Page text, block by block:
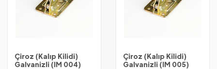
Çiroz (Kalıp Kilidi)
Galvanizli (IM 004)
Çiroz (Kalıp Kilidi)
Galvanizli (IM 005)